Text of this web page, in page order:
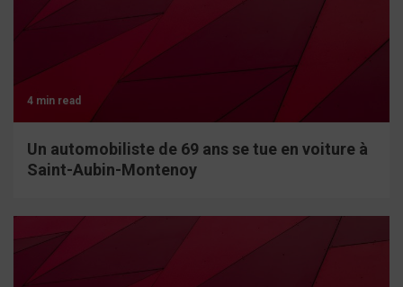
4 min read
Un automobiliste de 69 ans se tue en voiture à
Saint-Aubin-Montenoy